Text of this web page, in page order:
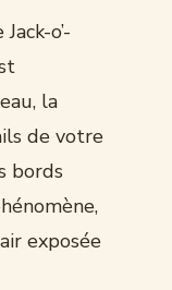
o’-
la
de votre
bords
exposée